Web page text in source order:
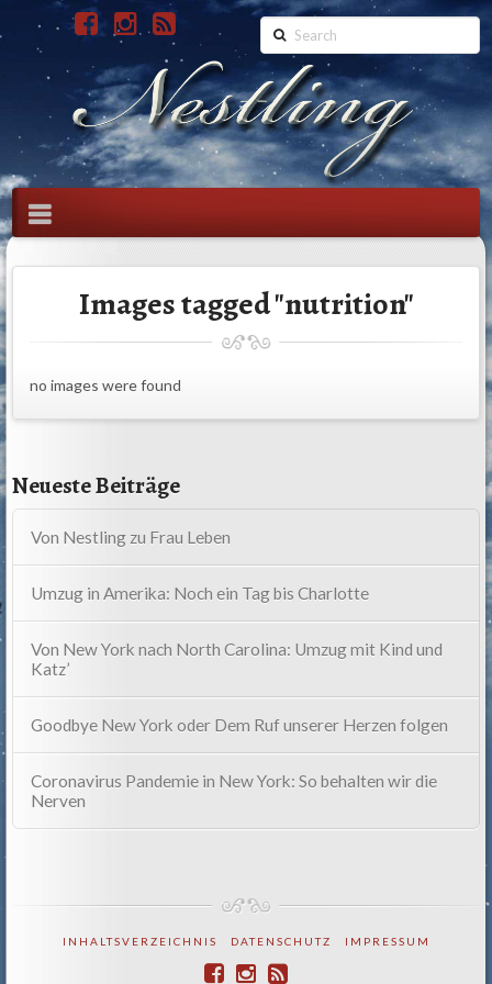
Search
Navigation
Images tagged "nutrition"
no images were found
Neueste Beiträge
Von Nestling zu Frau Leben
Umzug in Amerika: Noch ein Tag bis Charlotte
Von New York nach North Carolina: Umzug mit Kind und
Katz’
Goodbye New York oder Dem Ruf unserer Herzen folgen
Coronavirus Pandemie in New York: So behalten wir die
Nerven
INHALTSVERZEICHNIS DATENSCHUTZ IMPRESSUM